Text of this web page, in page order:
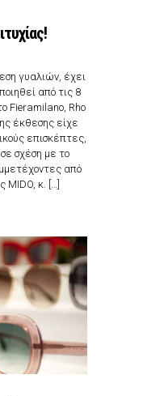
γυαλιών, έχει
από τις 8
Fieramilano, Rho
έκθεσης είχε
επισκέπτες,
σχέση με το
από
κ. […]